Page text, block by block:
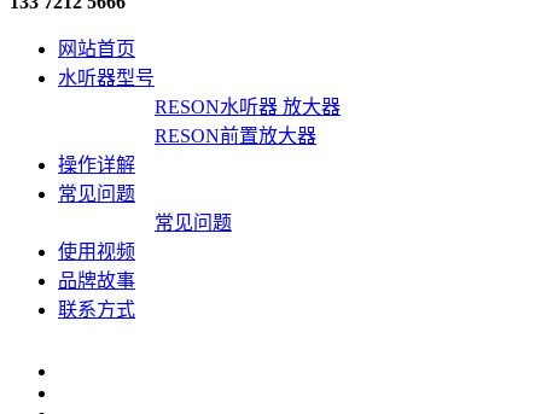
网站首页
水听器型号
RESON水听器 放大器
RESON前置放大器
操作详解
常见问题
常见问题
使用视频
品牌故事
联系方式